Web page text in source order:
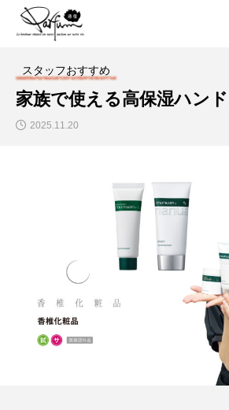
スタッフおすすめ
家族で使える高保湿ハン
2025.11.20